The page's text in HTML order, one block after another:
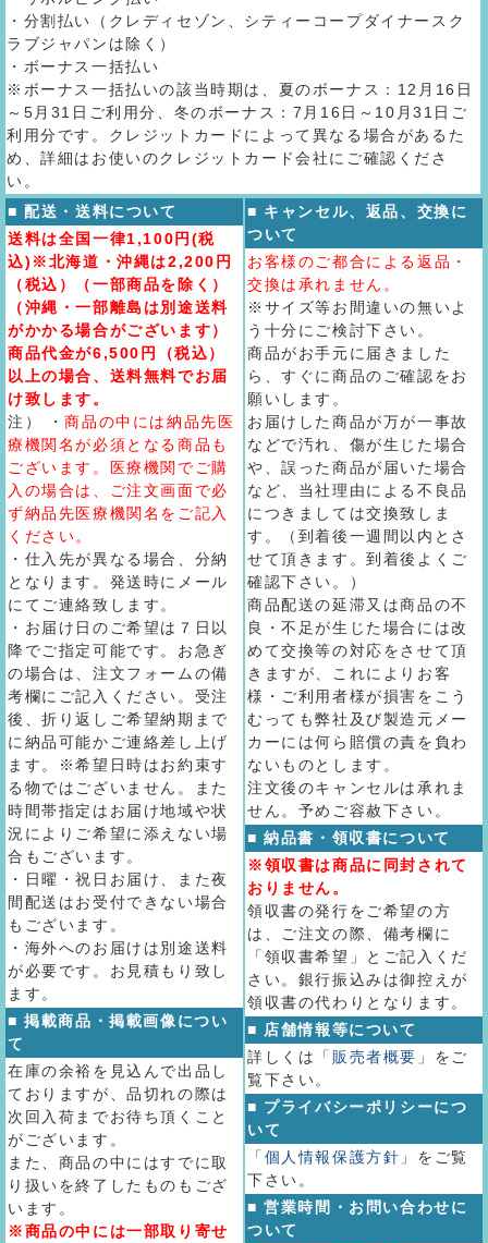
・分割払い（クレディセゾン、シティーコープダイナースク
ラブジャパンは除く）
・ボーナス一括払い
※ボーナス一括払いの該当時期は、夏のボーナス：12月16日
～5月31日ご利用分、冬のボーナス：7月16日～10月31日ご
利用分です。クレジットカードによって異なる場合があるた
め、詳細はお使いのクレジットカード会社にご確認くださ
い。
■ 配送・送料について
送料は全国一律1,100円(税
込)※北海道・沖縄は2,200円
（税込）（一部商品を除く）
（沖縄・一部離島は別途送料
がかかる場合がございます）
商品代金が6,500円（税込）
以上の場合、送料無料でお届
け致します。
注） ・商品の中には納品先医
療機関名が必須となる商品も
ございます。医療機関でご購
入の場合は、ご注文画面で必
ず納品先医療機関名をご記入
ください。
・仕入先が異なる場合、分納
となります。発送時にメール
にてご連絡致します。
・お届け日のご希望は７日以
降でご指定可能です。お急ぎ
の場合は、注文フォームの備
考欄にご記入ください。受注
後、折り返しご希望納期まで
に納品可能かご連絡差し上げ
ます。※希望日時はお約束す
る物ではございません。また
時間帯指定はお届け地域や状
況によりご希望に添えない場
合もございます。
・日曜・祝日お届け、また夜
間配送はお受付できない場合
もございます。
・海外へのお届けは別途送料
が必要です。お見積もり致し
ます。
■ 掲載商品・掲載画像につい
て
在庫の余裕を見込んで出品し
ておりますが、品切れの際は
次回入荷までお待ち頂くこと
がございます。
また、商品の中にはすでに取
り扱いを終了したものもござ
います。
※商品の中には一部取り寄せ
■ キャンセル、返品、交換に
ついて
お客様のご都合による返品・
交換は承れません。
※サイズ等お間違いの無いよ
う十分にご検討下さい。
商品がお手元に届きました
ら、すぐに商品のご確認をお
願いします。
お届けした商品が万が一事故
などで汚れ、傷が生じた場合
や、誤った商品が届いた場合
など、当社理由による不良品
につきましては交換致しま
す。（到着後一週間以内とさ
せて頂きます。到着後よくご
確認下さい。）
商品配送の延滞又は商品の不
良・不足が生じた場合には改
めて交換等の対応をさせて頂
きますが、これによりお客
様・ご利用者様が損害をこう
むっても弊社及び製造元メー
カーには何ら賠償の責を負わ
ないものとします。
注文後のキャンセルは承れま
せん。予めご容赦下さい。
■ 納品書・領収書について
※領収書は商品に同封されて
おりません。
領収書の発行をご希望の方
は、ご注文の際、備考欄に
「領収書希望」とご記入くだ
さい。銀行振込みは御控えが
領収書の代わりとなります。
■ 店舗情報等について
詳しくは
「販売者概要」 をご
覧下さい。
■ プライバシーポリシーにつ
いて
「個人情報保護方針」 をご覧
下さい。
■ 営業時間・お問い合わせに
ついて